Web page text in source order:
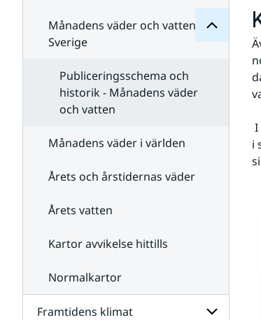
Månadens väder och vatten i
Sverige
Publiceringsschema och
historik - Månadens väder
och vatten
Månadens väder i världen
Årets och årstidernas väder
Årets vatten
Kartor avvikelse hittills
Normalkartor
Framtidens klimat
i